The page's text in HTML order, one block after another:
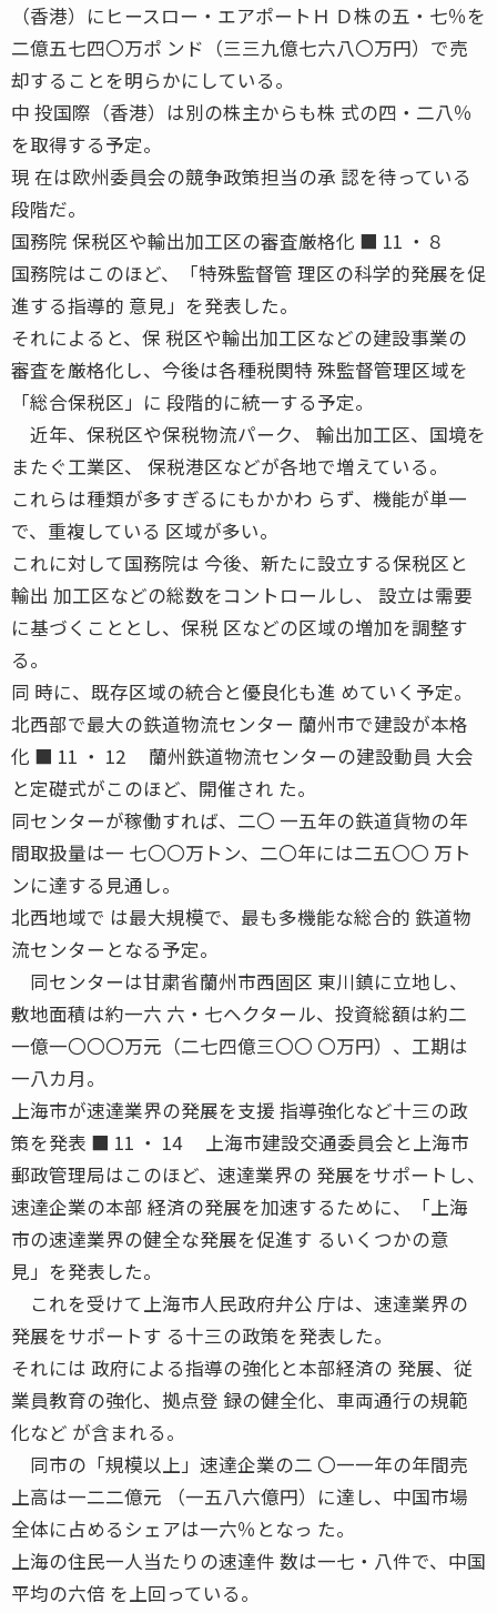
（香港）にヒースロー・エアポートＨ Ｄ株の五・七％を
二億五七四〇万ポ ンド（三三九億七六八〇万円）で売
却することを明らかにしている。
中 投国際（香港）は別の株主からも株 式の四・二八％
を取得する予定。
現 在は欧州委員会の競争政策担当の承 認を待っている
段階だ。
国務院 保税区や輸出加工区の審査厳格化 ■ 11 ・８
国務院はこのほど、「特殊監督管 理区の科学的発展を促
進する指導的 意見」を発表した。
それによると、保 税区や輸出加工区などの建設事業の
審査を厳格化し、今後は各種税関特 殊監督管理区域を
「総合保税区」に 段階的に統一する予定。
近年、保税区や保税物流パーク、 輸出加工区、国境を
またぐ工業区、 保税港区などが各地で増えている。
これらは種類が多すぎるにもかかわ らず、機能が単一
で、重複している 区域が多い。
これに対して国務院は 今後、新たに設立する保税区と
輸出 加工区などの総数をコントロールし、 設立は需要
に基づくこととし、保税 区などの区域の増加を調整す
る。
同 時に、既存区域の統合と優良化も進 めていく予定。
北西部で最大の鉄道物流センター 蘭州市で建設が本格
化 ■ 11 ・ 12 蘭州鉄道物流センターの建設動員 大会
と定礎式がこのほど、開催され た。
同センターが稼働すれば、二〇 一五年の鉄道貨物の年
間取扱量は一 七〇〇万トン、二〇年には二五〇〇 万ト
ンに達する見通し。
北西地域で は最大規模で、最も多機能な総合的 鉄道物
流センターとなる予定。
同センターは甘粛省蘭州市西固区 東川鎮に立地し、
敷地面積は約一六 六・七ヘクタール、投資総額は約二
一億一〇〇〇万元（二七四億三〇〇 〇万円）、工期は
一八カ月。
上海市が速達業界の発展を支援 指導強化など十三の政
策を発表 ■ 11 ・ 14 上海市建設交通委員会と上海市
郵政管理局はこのほど、速達業界の 発展をサポートし、
速達企業の本部 経済の発展を加速するために、「上海
市の速達業界の健全な発展を促進す るいくつかの意
見」を発表した。
これを受けて上海市人民政府弁公 庁は、速達業界の
発展をサポートす る十三の政策を発表した。
それには 政府による指導の強化と本部経済の 発展、従
業員教育の強化、拠点登 録の健全化、車両通行の規範
化など が含まれる。
同市の「規模以上」速達企業の二 〇一一年の年間売
上高は一二二億元 （一五八六億円）に達し、中国市場
全体に占めるシェアは一六％となっ た。
上海の住民一人当たりの速達件 数は一七・八件で、中国
平均の六倍 を上回っている。